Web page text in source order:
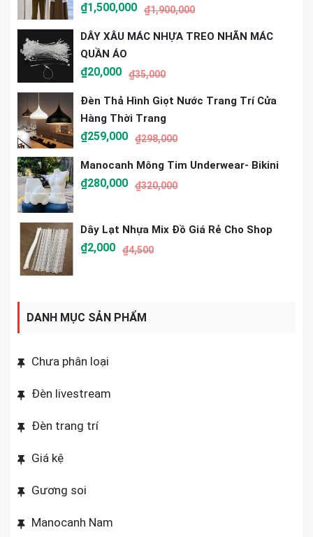
₫1,900,000
₫1,500,000
DÂY XÂU MÁC NHỰA TREO NHÃN MÁC
QUẦN ÁO
₫35,000
₫20,000
Đèn Thả Hình Giọt Nước Trang Trí Cửa
Hàng Thời Trang
₫298,000
₫259,000
Manocanh Mông Tim Underwear- Bikini
₫320,000
₫280,000
Dây Lạt Nhựa Mix Đồ Giá Rẻ Cho Shop
₫4,500
₫2,000
DANH MỤC SẢN PHẨM
Chưa phân loại
Đèn livestream
Đèn trang trí
Giá kệ
Gương soi
Manocanh Nam